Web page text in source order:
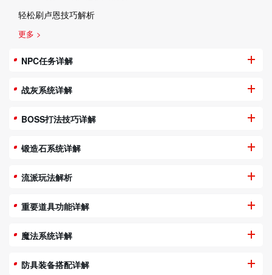
轻松刷卢恩技巧解析
更多 >
NPC任务详解
战灰系统详解
BOSS打法技巧详解
锻造石系统详解
流派玩法解析
重要道具功能详解
魔法系统详解
防具装备搭配详解